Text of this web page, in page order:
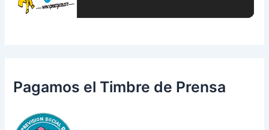
Pagamos el Timbre de Prensa